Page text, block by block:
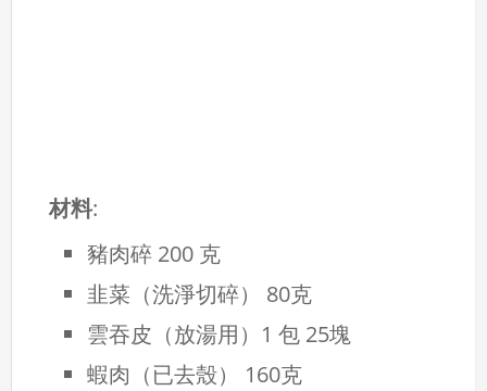
材料:
豬肉碎 200 克
韭菜（洗淨切碎） 80克
雲吞皮（放湯用）1 包 25塊
蝦肉（已去殼） 160克